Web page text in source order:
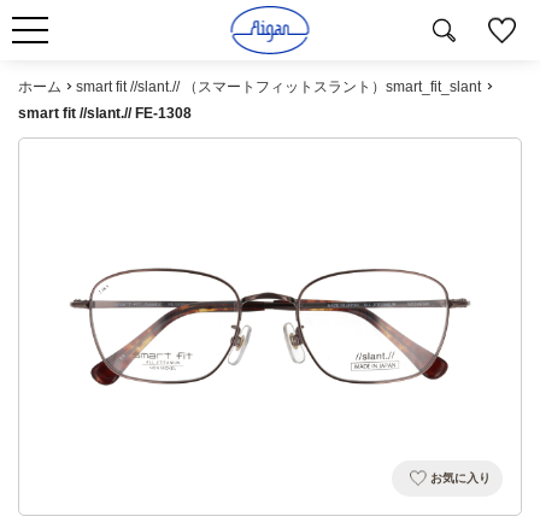
ホーム
smart fit //slant.// （スマートフィットスラント）smart_fit_slant
smart fit //slant.// FE-1308
お気に入り